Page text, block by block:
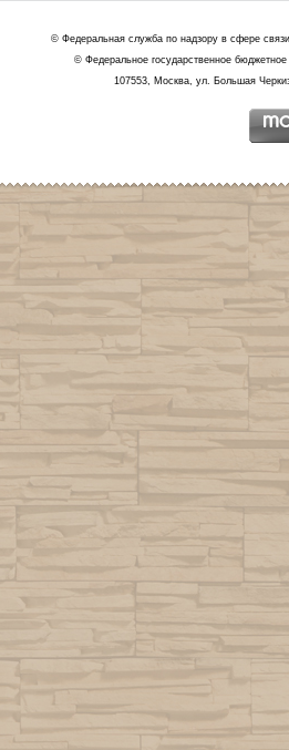
© Федеральная служба по надзору в сфере
© Федеральное государственное
107553, Москва, ул. Большая